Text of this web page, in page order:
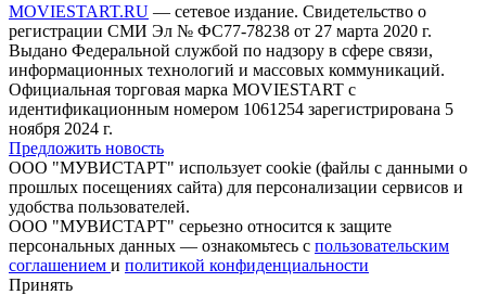
MOVIESTART.RU — сетевое издание. Свидетельство о
регистрации СМИ Эл № ФС77-78238 от 27 марта 2020 г.
Выдано Федеральной службой по надзору в сфере связи,
информационных технологий и массовых коммуникаций.
Официальная торговая марка MOVIESTART с
идентификационным номером 1061254 зарегистрирована 5
ноября 2024 г.
Предложить новость
ООО "МУВИСТАРТ" использует cookie (файлы с данными о
прошлых посещениях сайта) для персонализации сервисов и
удобства пользователей.
ООО "МУВИСТАРТ" серьезно относится к защите
персональных данных — ознакомьтесь с пользовательским
соглашением и политикой конфиденциальности
Принять